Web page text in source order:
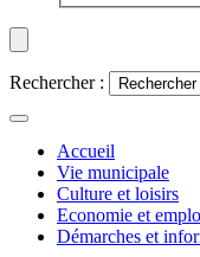
Rechercher :
Accueil
Vie municipale
Culture et loisirs
Economie et
Démarches et